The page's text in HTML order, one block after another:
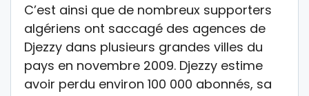
C’est ainsi que de nombreux supporters
algériens ont saccagé des agences de
Djezzy dans plusieurs grandes villes du
pays en novembre 2009. Djezzy estime
avoir perdu environ 100 000 abonnés, sa